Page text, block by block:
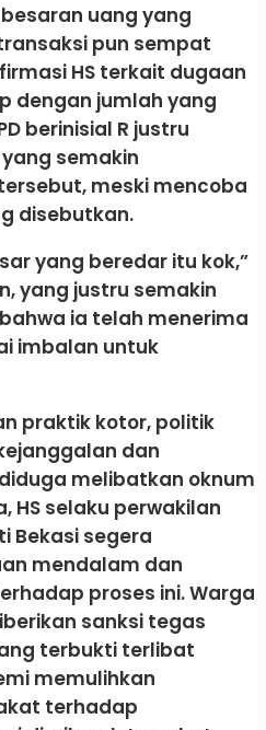
uang yang
pun sempat
HS terkait dugaan
dengan jumlah yang
berinisial R justru
semakin
meski mencoba
disebutkan.
yang beredar itu kok,”
yang justru semakin
ia telah menerima
imbalan untuk
praktik kotor, politik
dan
melibatkan oknum
HS selaku perwakilan
Bekasi segera
mendalam dan
proses ini. Warga
sanksi tegas
terbukti terlibat
memulihkan
terhadap